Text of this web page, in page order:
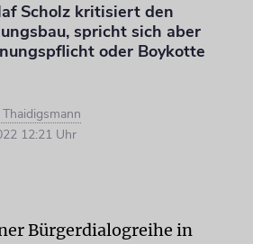
Scholz kritisiert den
spricht sich aber
oder Boykotte
12:21 Uhr
Bürgerdialogreihe in